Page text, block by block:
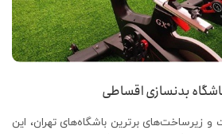
بدنسازی اقساطی
زیرساخت‌های برترین باشگاه‌های تهران، این